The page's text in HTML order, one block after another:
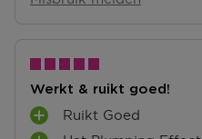
Meer vragen rond
pagina.
Werkt & ruikt goed!
P
Ruikt Goed